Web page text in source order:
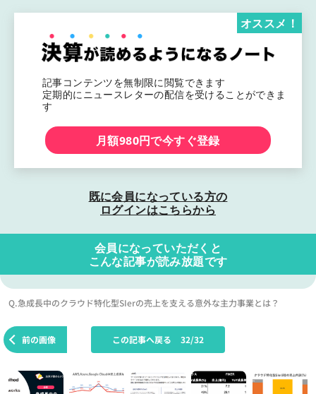
記事コンテンツを無制限に閲覧できます
定期的にニュースレターの配信を受けることができま
す
オススメ！
月額980円で今すぐ登録
既に会員になっている方の
ログインはこちらから
会員になっていただくと
こんな記事が読み放題です
Q.急成長中のクラウド特化型SIerの売上を支える意外な主力事業とは？
前の画像 この記事へ戻る 32/32